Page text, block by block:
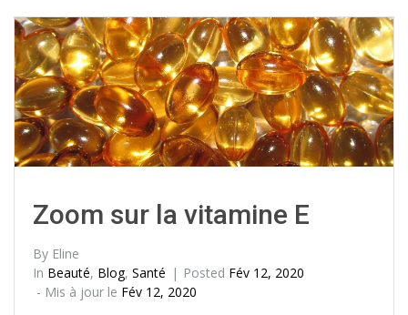
Zoom sur la vitamine E
By Eline
In Beauté, Blog, Santé Posted Fév 12, 2020
- Mis à jour le Fév 12, 2020